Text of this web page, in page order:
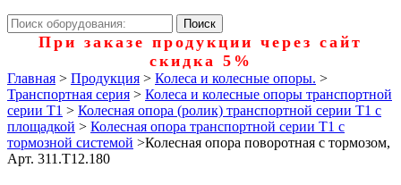
При заказе продукции через сайт
скидка 5%
Главная > Продукция > Колеса и колесные опоры. >
Транспортная серия > Колеса и колесные опоры транспортной
серии Т1 > Колесная опора (ролик) транспортной серии Т1 с
площадкой > Колесная опора транспортной серии Т1 с
тормозной системой >Колесная опора поворотная с тормозом,
Арт. 311.T12.180